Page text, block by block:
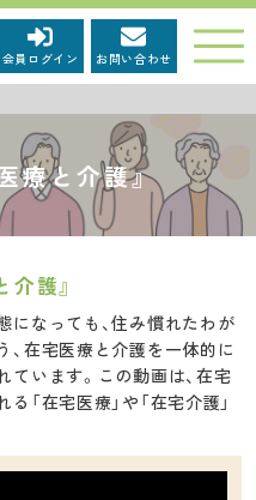
まへ
関連情報
いて
会員ログイン お問い合わせ
療と介護』
護』
になっても、住み慣れたわが
在宅医療と介護を一体的に
います。この動画は、在宅
「在宅医療」や「在宅介護」